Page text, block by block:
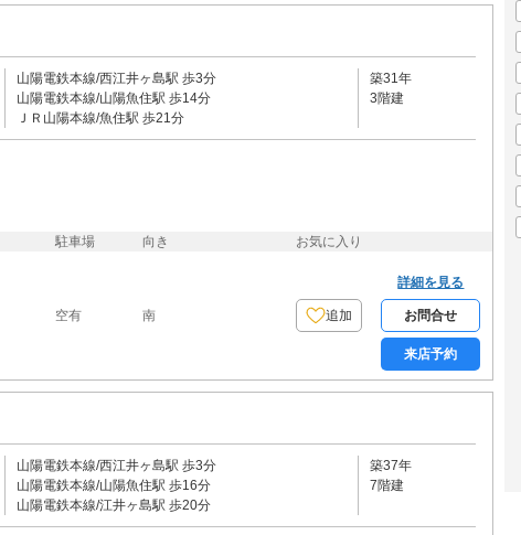
山陽電鉄本線/西江井ヶ島駅 歩3分
山陽電鉄本線/山陽魚住駅 歩14分
ＪＲ山陽本線/魚住駅 歩21分
築31年
3階建
駐車場 向き お気に入り
空有 南 追加
詳細を見る
お問合せ
来店予約
山陽電鉄本線/西江井ヶ島駅 歩3分
山陽電鉄本線/山陽魚住駅 歩16分
山陽電鉄本線/江井ヶ島駅 歩20分
築37年
7階建